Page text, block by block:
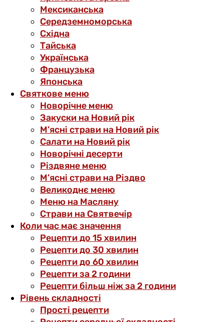
Мексиканська
Середземноморська
Східна
Тайська
Українська
Французька
Японська
Святкове меню
Новорічне меню
Закуски на Новий рік
М’ясні страви на Новий рік
Салати на Новий рік
Новорічні десерти
Різдвяне меню
М’ясні страви на Різдво
Великоднє меню
Меню на Масляну
Страви на Святвечір
Коли час має значення
Рецепти до 15 хвилин
Рецепти до 30 хвилин
Рецепти до 60 хвилин
Рецепти за 2 години
Рецепти більш ніж за 2 години
Рівень складності
Прості рецепти